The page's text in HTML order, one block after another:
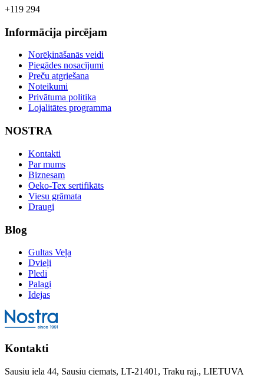
+119 294
Informācija pircējam
Norēķināšanās veidi
Piegādes nosacījumi
Preču atgriešana
Noteikumi
Privātuma politika
Lojalitātes programma
NOSTRA
Kontakti
Par mums
Biznesam
Oeko-Tex sertifikāts
Viesu grāmata
Draugi
Blog
Gultas Veļa
Dvieļi
Pledi
Palagi
Idejas
Kontakti
Sausiu iela 44, Sausiu ciemats, LT-21401, Traku raj., LIETUVA